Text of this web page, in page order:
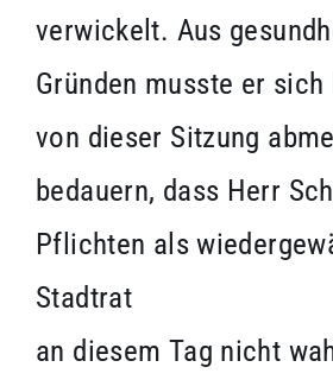
verwickelt. Aus
Gründen musste er
von dieser Sitzung
bedauern, dass Herr
Pflichten als
Stadtrat
an diesem Tag nicht